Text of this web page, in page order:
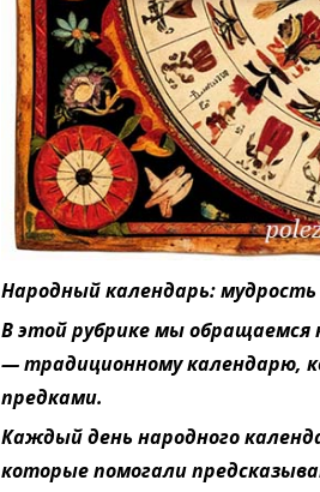
Народный календарь: мудрость
В этой рубрике мы
— традиционному календарю,
предками.
Каждый день народного
которые помогали